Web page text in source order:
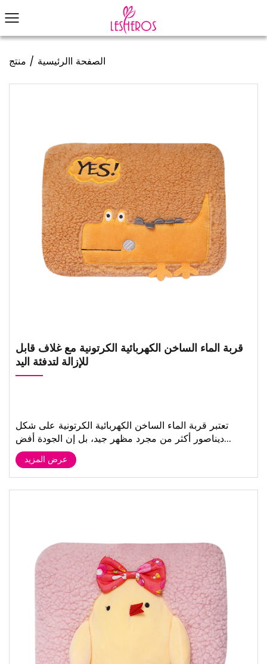
الصفحة االرئيسية / منتج
قربة الماء الساخن الكهربائية الكرتونية مع غلاف قابل
للإزالة لتدفئة اليد
تعتبر قربة الماء الساخن الكهربائية الكرتونية على شكل
ديناصور أكثر من مجرد مظهر جيد، بل إن الجودة أفض...
عرض المزيد